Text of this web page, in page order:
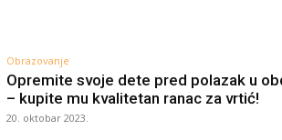
Obrazovanje
Opremite svoje dete pred polazak u
– kupite mu kvalitetan ranac za vrtić!
20. oktobar 2023.